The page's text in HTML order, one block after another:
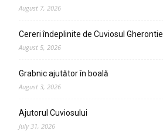
August 7, 2026
Cereri îndeplinite de Cuviosul Gherontie
August 5, 2026
Grabnic ajutător în boală
August 3, 2026
Ajutorul Cuviosului
July 31, 2026